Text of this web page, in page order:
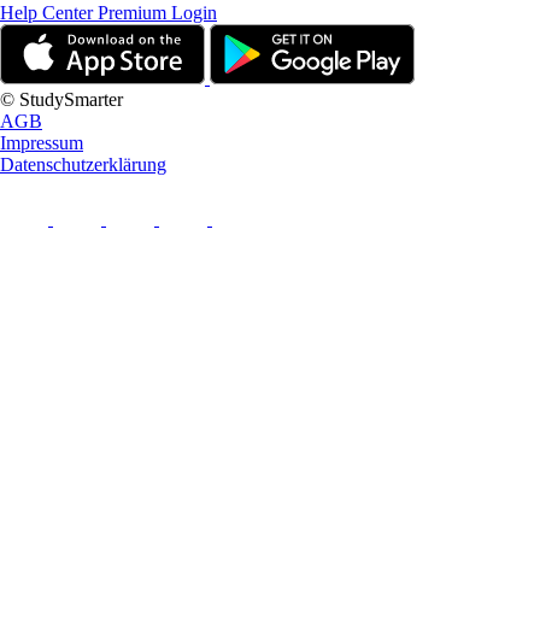
Help CenterPremium Login
© StudySmarter
AGB
Impressum
Datenschutzerklärung